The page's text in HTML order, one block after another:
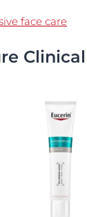
face care
Clinical